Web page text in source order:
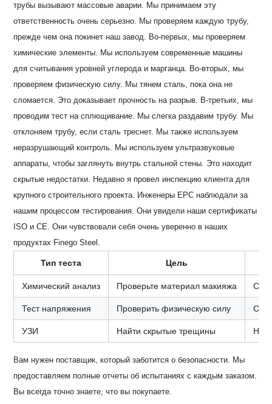
трубы вызывают массовые аварии. Мы принимаем эту
ответственность очень серьезно. Мы проверяем каждую трубу,
прежде чем она покинет наш завод. Во-первых, мы проверяем
химические элементы. Мы используем современные машины
для считывания уровней углерода и марганца. Во-вторых, мы
проверяем физическую силу. Мы тянем сталь, пока она не
сломается. Это доказывает прочность на разрыв. В-третьих, мы
проводим тест на сплющивание. Мы слегка раздавим трубу. Мы
отклоняем трубу, если сталь треснет. Мы также используем
неразрушающий контроль. Мы используем ультразвуковые
аппараты, чтобы заглянуть внутрь стальной стены. Это находит
скрытые недостатки. Недавно я провел инспекцию клиента для
крупного строительного проекта. Инженеры EPC наблюдали за
нашим процессом тестирования. Они увидели наши сертификаты
ISO и CE. Они чувствовали себя очень уверенно в наших
продуктах Finego Steel.
Тип теста Цель
Химический анализ Проверьте материал макияжа
Тест напряжения Проверить физическую силу
УЗИ Найти скрытые трещины Нет
Вам нужен поставщик, который заботится о безопасности. Мы
предоставляем полные отчеты об испытаниях с каждым заказом.
Вы всегда точно знаете, что вы покупаете.